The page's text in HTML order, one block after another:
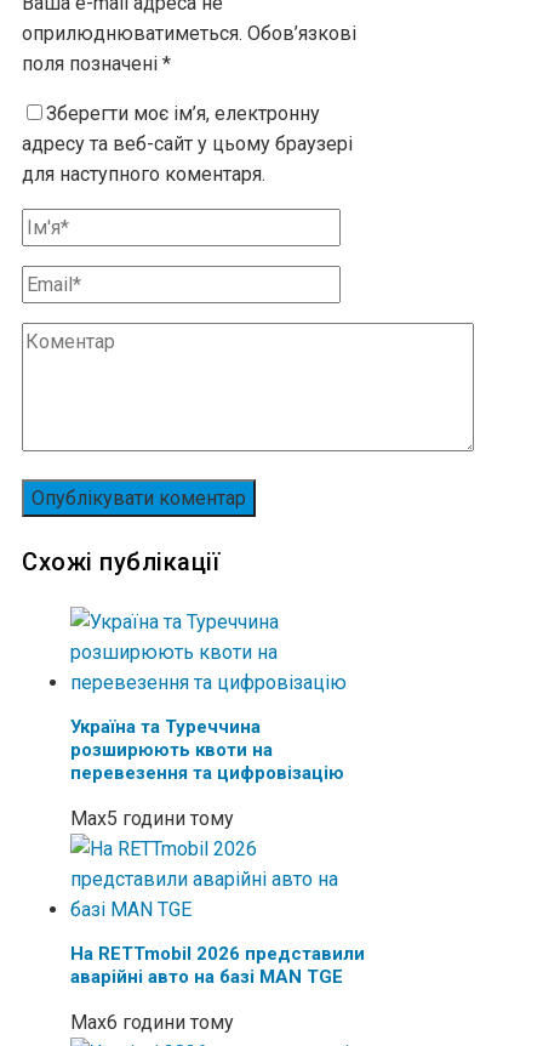
оприлюднюватиметься. Обов’язкові
поля позначені *
Зберегти моє ім’я, електронну
адресу та веб-сайт у цьому браузері
для наступного коментаря.
Схожі публікації
Україна та Туреччина
розширюють квоти на
перевезення та цифровізацію
Max5 години тому
На RETTmobil 2026 представили
аварійні авто на базі MAN TGE
Max6 години тому